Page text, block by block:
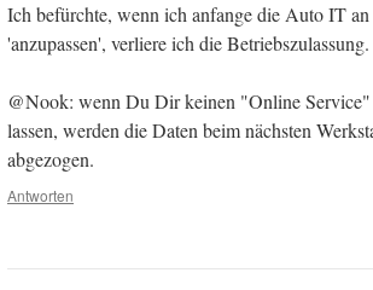
Ich befürchte, wenn ich anfange die Auto IT
'anzupassen', verliere ich die Betriebszulassung.
@Nook: wenn Du Dir keinen "Online Service"
lassen, werden die Daten beim nächsten
abgezogen.
Antworten